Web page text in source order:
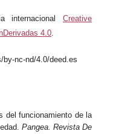
internacionalCreative
4.0.
nc-nd/4.0/deed.es
del funcionamiento de la
Pangea. Revista De